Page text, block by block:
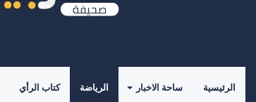
الرئيسية ساحة الاخبار الرياضة كتاب الرأي